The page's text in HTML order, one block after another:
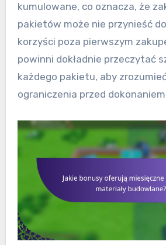
kumulowane, co oznacza, że
pakietów może nie przynieść
korzyści poza pierwszym
powinni dokładnie przeczytać
każdego pakietu, aby
ograniczenia przed